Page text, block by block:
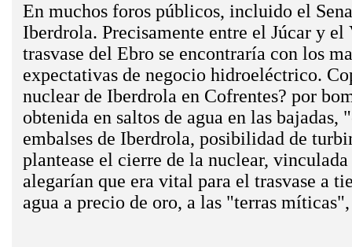
En muchos foros públicos, incluido el
Iberdrola. Precisamente entre el Júcar y
trasvase del Ebro se encontraría con los
expectativas de negocio hidroeléctrico.
nuclear de Iberdrola en Cofrentes?­ por
obtenida en saltos de agua en las
embalses de Iberdrola, posibilidad de
plantease el cierre de la nuclear,
alegarían que era vital para el trasvase a
agua a precio de oro, a las "terras